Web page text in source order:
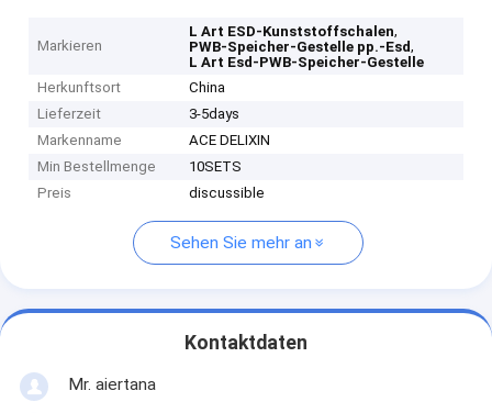
Markieren
L Art ESD-Kunststoffschalen,
PWB-Speicher-Gestelle pp.-Esd,
L Art Esd-PWB-Speicher-Gestelle
Herkunftsort
China
Lieferzeit
3-5days
Markenname
ACE DELIXIN
Min Bestellmenge
10SETS
Preis
discussible
Sehen Sie mehr an
Kontaktdaten
Mr. aiertana